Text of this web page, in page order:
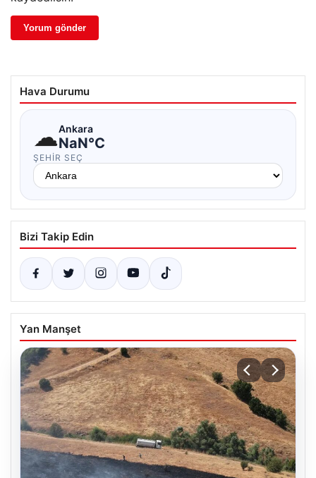
Hava Durumu
☁Ankara
NaN°C
ŞEHIR SEÇ
Bizi Takip Edin
Yan Manşet